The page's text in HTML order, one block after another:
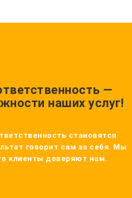
—
наших услуг!
становятся
говорит сам за себя. Мы
клиенты доверяют нам.